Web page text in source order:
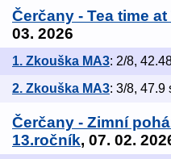
Čerčany - Tea time
03. 2026
1. Zkouška MA3: 2/8,
2. Zkouška MA3: 3/8, 47.9
Čerčany - Zimní
13.ročník, 07. 02.